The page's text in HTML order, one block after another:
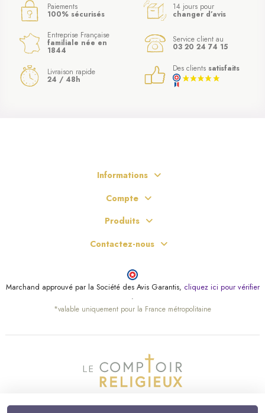
Paiements
100% sécurisés
14 jours pour
changer d’avis
Entreprise Française
familiale née en
1844
Service client au
03 20 24 74 15
Livraison rapide
24 / 48h
Des clients satisfaits
Informations
Compte
Produits
Contactez-nous
Marchand approuvé par la Société des Avis Garantis, cliquez ici pour vérifier
.
*valable uniquement pour la France métropolitaine